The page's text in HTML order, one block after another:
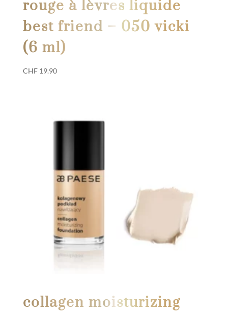
rouge à lèvres liquide
best friend – 050 vicki
(6 ml)
CHF19.90
collagen moisturizing